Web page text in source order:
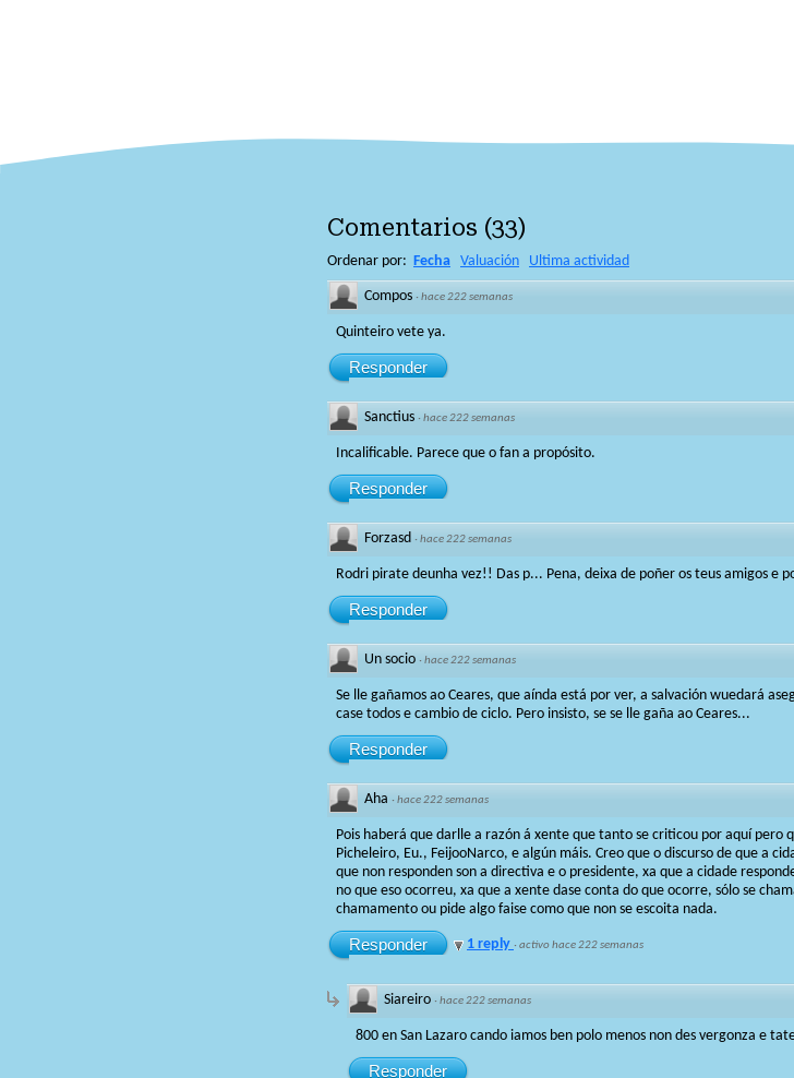
Comentarios (33)
Ordenar por: Fecha Valuación Ultima actividad
Compos ·hace 222 semanas
Quinteiro vete ya.
Responder
Sanctius ·hace 222 semanas
Incalificable. Parece que o fan a propósito.
Responder
Forzasd ·hace 222 semanas
Rodri pirate deunha vez!! Das p... Pena, deixa de poñer os teus amigos e
Responder
Un socio ·hace 222 semanas
Se lle gañamos ao Ceares, que aínda está por ver, a salvación wuedará
case todos e cambio de ciclo. Pero insisto, se se lle gaña ao Ceares...
Responder
Aha ·hace 222 semanas
Pois haberá que darlle a razón á xente que tanto se criticou por aquí pero
Picheleiro, Eu., FeijooNarco, e algún máis. Creo que o discurso de que a
que non responden son a directiva e o presidente, xa que a cidade
no que eso ocorreu, xa que a xente dase conta do que ocorre, sólo se
chamamento ou pide algo faise como que non se escoita nada.
Responder 1 reply ·activo hace 222 semanas
Siareiro ·hace 222 semanas
800 en San Lazaro cando iamos ben polo menos non des vergonza e
Responder